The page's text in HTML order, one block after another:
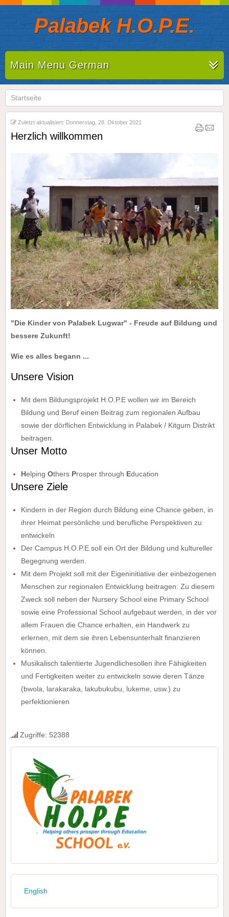
Palabek H.O.P.E.
Main Menu German
Startseite
Zuletzt aktualisiert: Donnerstag, 28. Oktober 2021
Herzlich willkommen
"Die Kinder von Palabek Lugwar" - Freude auf Bildung und
bessere Zukunft!
Wie es alles begann ...
Unsere Vision
Mit dem Bildungsprojekt H.O.P.E wollen wir im Bereich
Bildung und Beruf einen Beitrag zum regionalen Aufbau
sowie der dörflichen Entwicklung in Palabek / Kitgum Distrikt
beitragen.
Unser Motto
Helping Others Prosper through Education
Unsere Ziele
Kindern in der Region durch Bildung eine Chance geben, in
ihrer Heimat persönliche und berufliche Perspektiven zu
entwickeln
Der Campus H.O.P.E soll ein Ort der Bildung und kultureller
Begegnung werden.
Mit dem Projekt soll mit der Eigeninitiative der einbezogenen
Menschen zur regionalen Entwicklung beitragen. Zu diesem
Zweck soll neben der Nursery School eine Primary School
sowie eine Professional School aufgebaut werden, in der vor
allem Frauen die Chance erhalten, ein Handwerk zu
erlernen, mit dem sie ihren Lebensunterhalt finanzieren
können.
Musikalisch talentierte Jugendlichesollen ihre Fähigkeiten
und Fertigkeiten weiter zu entwickeln sowie deren Tänze
(bwola, larakaraka, lakubukubu, lukeme, usw.) zu
perfektionieren
Zugriffe: 52388
English